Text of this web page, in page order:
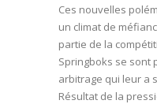
Ces nouvelles
un climat de
partie de la
Springboks se sont
arbitrage qui leur a
Résultat de la